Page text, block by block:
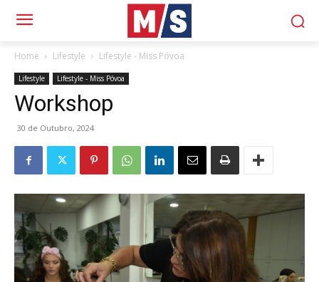
Home Lifestyle Lifestyle - Miss Póvoa
Lifestyle Lifestyle - Miss Póvoa
Workshop
30 de Outubro, 2024